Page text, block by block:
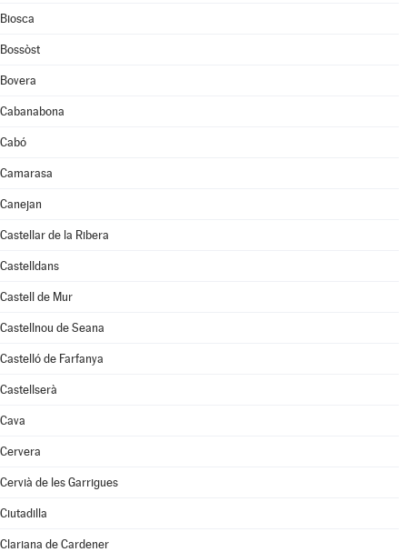
Biosca
Bossòst
Bovera
Cabanabona
Cabó
Camarasa
Canejan
Castellar de la Ribera
Castelldans
Castell de Mur
Castellnou de Seana
Castelló de Farfanya
Castellserà
Cava
Cervera
Cervià de les Garrigues
Ciutadilla
Clariana de Cardener